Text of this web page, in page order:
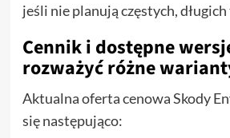
jeśli nie planują częstych, długich
Cennik i dostępne
rozważyć różne
Aktualna oferta cenowa Skody
się następująco: